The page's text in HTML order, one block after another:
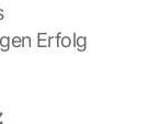
Erfolg